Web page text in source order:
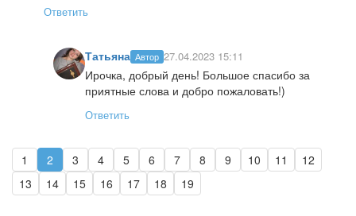
Ответить
Татьяна Автор 27.04.2023 15:11
Ирочка, добрый день! Большое спасибо за
приятные слова и добро пожаловать!)
Ответить
1 2 3 4 5 6 7 8 9 10 11
12
13
14 15 16 17 18 19